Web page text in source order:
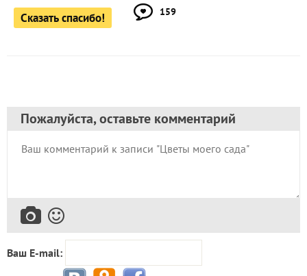
Сказать спасибо! 159
Пожалуйста, оставьте комментарий
Ваш E-mail: